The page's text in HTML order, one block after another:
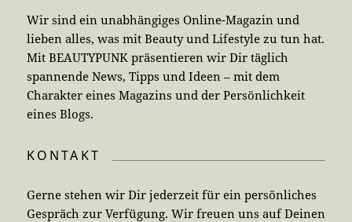
Wir sind ein unabhängiges Online-Magazin und
lieben alles, was mit Beauty und Lifestyle zu tun hat.
Mit BEAUTYPUNK präsentieren wir Dir täglich
spannende News, Tipps und Ideen – mit dem
Charakter eines Magazins und der Persönlichkeit
eines Blogs.
KONTAKT
Gerne stehen wir Dir jederzeit für ein persönliches
Gespräch zur Verfügung. Wir freuen uns auf Deinen